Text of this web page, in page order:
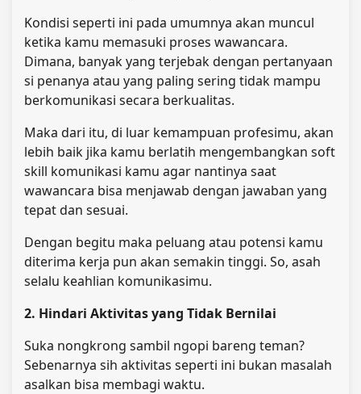
Kondisi seperti ini pada umumnya akan muncul
ketika kamu memasuki proses wawancara.
Dimana, banyak yang terjebak dengan pertanyaan
si penanya atau yang paling sering tidak mampu
berkomunikasi secara berkualitas.
Maka dari itu, di luar kemampuan profesimu, akan
lebih baik jika kamu berlatih mengembangkan soft
skill komunikasi kamu agar nantinya saat
wawancara bisa menjawab dengan jawaban yang
tepat dan sesuai.
Dengan begitu maka peluang atau potensi kamu
diterima kerja pun akan semakin tinggi. So, asah
selalu keahlian komunikasimu.
2. Hindari Aktivitas yang Tidak Bernilai
Suka nongkrong sambil ngopi bareng teman?
Sebenarnya sih aktivitas seperti ini bukan masalah
asalkan bisa membagi waktu.